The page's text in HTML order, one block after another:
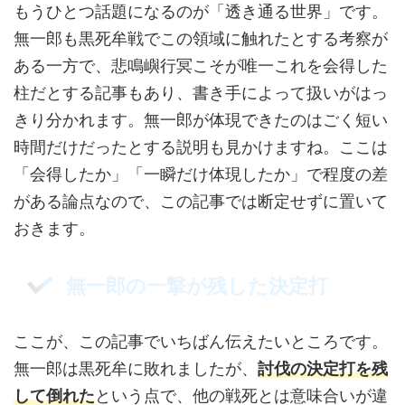
もうひとつ話題になるのが「透き通る世界」です。
無一郎も黒死牟戦でこの領域に触れたとする考察が
ある一方で、悲鳴嶼行冥こそが唯一これを会得した
柱だとする記事もあり、書き手によって扱いがはっ
きり分かれます。無一郎が体現できたのはごく短い
時間だけだったとする説明も見かけますね。ここは
「会得したか」「一瞬だけ体現したか」で程度の差
がある論点なので、この記事では断定せずに置いて
おきます。
無一郎の一撃が残した決定打
ここが、この記事でいちばん伝えたいところです。
無一郎は黒死牟に敗れましたが、 討伐の決定打を残
して倒れたという点で、他の戦死とは意味合いが違